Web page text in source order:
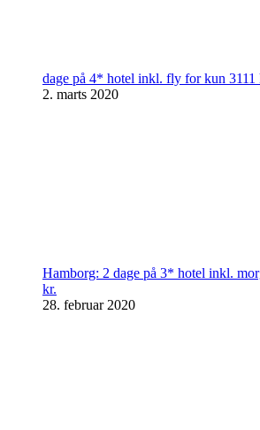
dage på 4* hotel inkl. fly for kun 3111
2. marts 2020
Hamborg: 2 dage på 3* hotel inkl.
kr.
28. februar 2020